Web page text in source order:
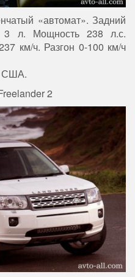
«автомат». Задний
3 л. Мощность 238 л.с.
км/ч. Разгон 0-100 км/ч
США.
2